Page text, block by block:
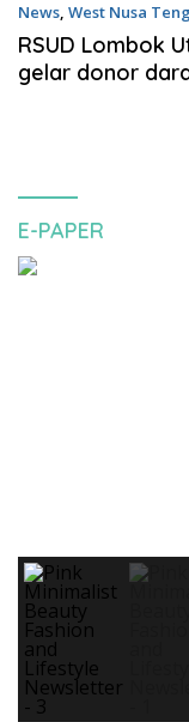
News, West Nusa
RSUD Lombok
gelar donor
E-PAPER